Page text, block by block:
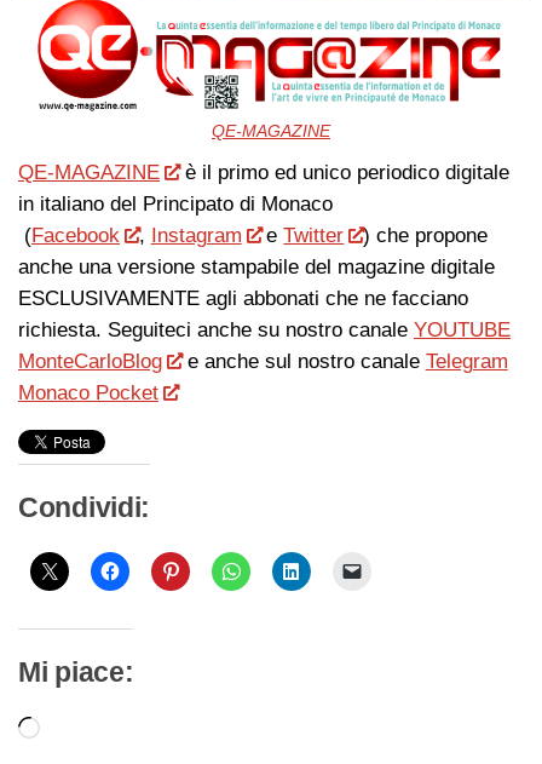
QE-MAGAZINE
QE-MAGAZINE
è il primo ed unico periodico digitale
in italiano del Principato di Monaco
(Facebook , Instagram eTwitter
) che propone
anche una versione stampabile del magazine digitale
ESCLUSIVAMENTE agli abbonati che ne facciano
richiesta. Seguiteci anche su nostro canale YOUTUBE
MonteCarloBlog
e anche sul nostro canale Telegram
Monaco Pocket
Condividi:
Mi piace:
Caricamento